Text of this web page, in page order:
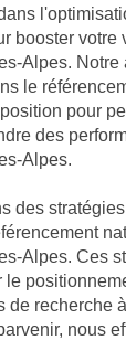
booster votre
Alpes. Notre
le
pour
des
Alpes.
des
Alpes. Ces
le
de recherche
nous